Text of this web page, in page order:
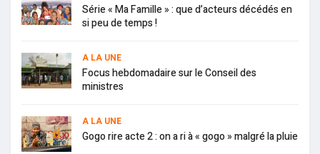
Série « Ma Famille » : que d’acteurs décédés en
si peu de temps !
A LA UNE
Focus hebdomadaire sur le Conseil des
ministres
A LA UNE
Gogo rire acte 2 : on a ri à « gogo » malgré la pluie